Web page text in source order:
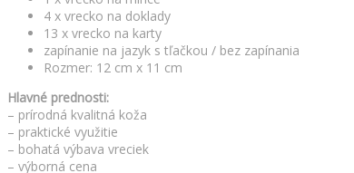
4 x vrecko na doklady
13 x vrecko na karty
zapínanie na jazyk s tľačkou / bez zapínania
Rozmer: 12 cm x 11 cm
Hlavné prednosti:
– prírodná kvalitná koža
– praktické využitie
– bohatá výbava vreciek
– výborná cena